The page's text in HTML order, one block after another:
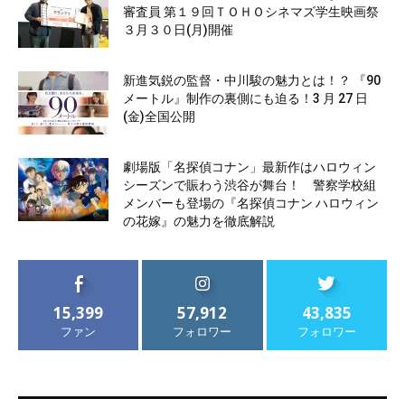
審査員 第１９回ＴＯＨＯシネマズ学生映画祭
３月３０日(月)開催
新進気鋭の監督・中川駿の魅力とは！？ 『90
メートル』制作の裏側にも迫る！3 月 27 日
(金)全国公開
劇場版「名探偵コナン」最新作はハロウィン
シーズンで賑わう渋谷が舞台！ 警察学校組
メンバーも登場の『名探偵コナン ハロウィン
の花嫁』の魅力を徹底解説
15,399
ファン
57,912
フォロワー
43,835
フォロワー